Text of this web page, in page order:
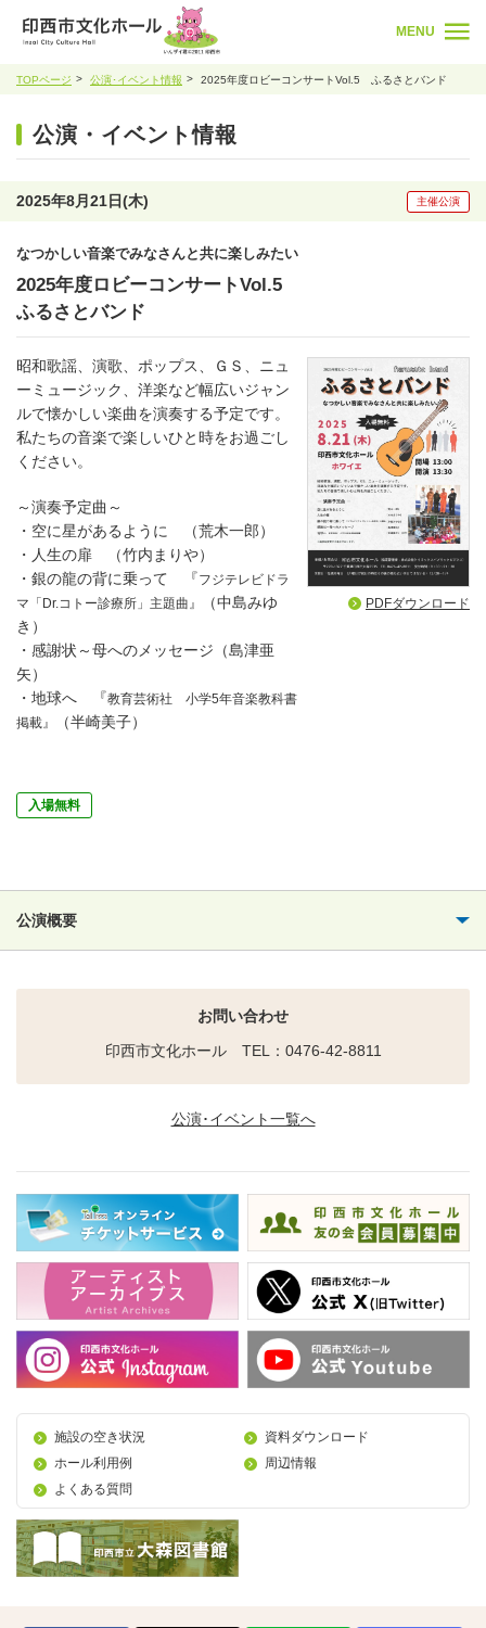
MENU
TOPページ 公演･イベント情報 2025年度ロビーコンサートVol.5 ふるさとバンド
公演・イベント情報
2025年8月21日(木) 主催公演
なつかしい音楽でみなさんと共に楽しみたい
2025年度ロビーコンサートVol.5
ふるさとバンド
昭和歌謡、演歌、ポップス、ＧＳ、ニュ
ーミュージック、洋楽など幅広いジャン
ルで懐かしい楽曲を演奏する予定です。
私たちの音楽で楽しいひと時をお過ごし
ください。
～演奏予定曲～
・空に星があるように （荒木一郎）
・人生の扉 （竹内まりや）
・銀の龍の背に乗って 『フジテレビドラ
マ「Dr.コトー診療所」主題曲』
（中島みゆ
き）
・感謝状～母へのメッセージ（島津亜
矢）
・地球へ 『教育芸術社 小学5年音楽教科書
掲載』
（半崎美子）
入場無料
PDFダウンロード
公演概要
お問い合わせ
印西市文化ホール TEL：0476-42-8811
公演･イベント一覧へ
施設の空き状況
資料ダウンロード
ホール利用例
周辺情報
よくある質問